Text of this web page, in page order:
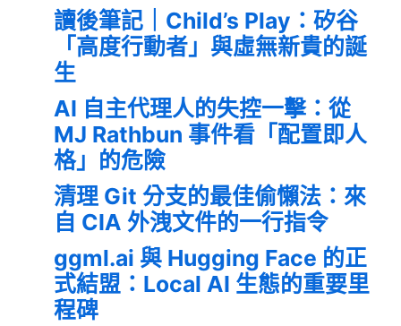
讀後筆記｜Child’s Play：矽谷
「高度行動者」與虛無新貴的誕
生
AI 自主代理人的失控一擊：從
MJ Rathbun 事件看「配置即人
格」的危險
清理 Git 分支的最佳偷懶法：來
自 CIA 外洩文件的一行指令
ggml.ai 與 Hugging Face 的正
式結盟：Local AI 生態的重要里
程碑